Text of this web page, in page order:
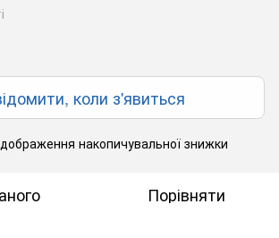
коли з'явиться
накопичувальної знижки
Порівняти